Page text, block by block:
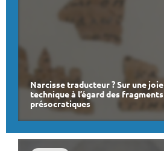
Narcisse traducteur ? Sur une joie
technique à l’égard des fragments
présocratiques